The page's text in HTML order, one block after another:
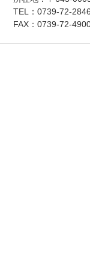
TEL：0739-72-2846
FAX：0739-72-